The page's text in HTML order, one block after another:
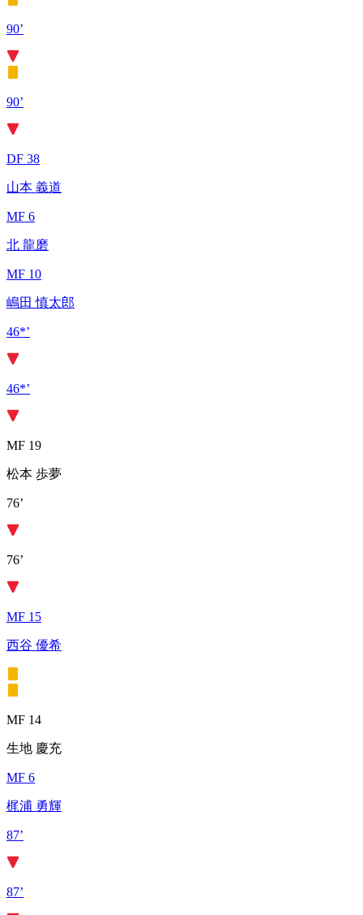
90’
90’
DF 38
山本 義道
MF 6
北 龍磨
MF 10
嶋田 慎太郎
46*’
46*’
MF 19
松本 歩夢
76’
76’
MF 15
西谷 優希
MF 14
生地 慶充
MF 6
梶浦 勇輝
87’
87’